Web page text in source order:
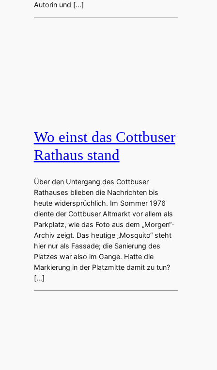
Autorin und […]
Wo einst das Cottbuser
Rathaus stand
Über den Untergang des Cottbuser
Rathauses blieben die Nachrichten bis
heute widersprüchlich. Im Sommer 1976
diente der Cottbuser Altmarkt vor allem als
Parkplatz, wie das Foto aus dem „Morgen“-
Archiv zeigt. Das heutige „Mosquito“ steht
hier nur als Fassade; die Sanierung des
Platzes war also im Gange. Hatte die
Markierung in der Platzmitte damit zu tun?
[…]